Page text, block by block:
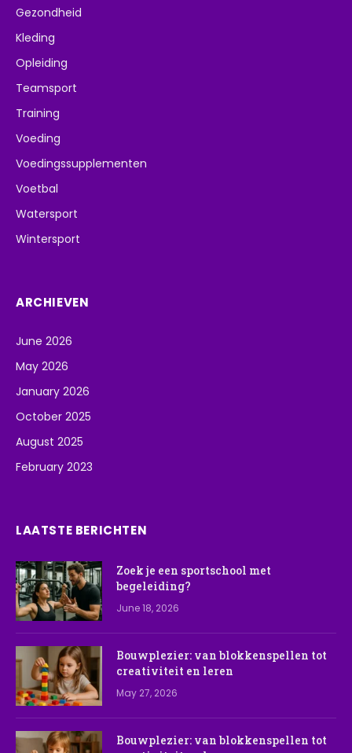
Gezondheid
Kleding
Opleiding
Teamsport
Training
Voeding
Voedingssupplementen
Voetbal
Watersport
Wintersport
ARCHIEVEN
June 2026
May 2026
January 2026
October 2025
August 2025
February 2023
LAATSTE BERICHTEN
Zoek je een sportschool met
begeleiding?
June 18, 2026
Bouwplezier: van blokkenspellen tot
creativiteit en leren
May 27, 2026
Bouwplezier: van blokkenspellen tot